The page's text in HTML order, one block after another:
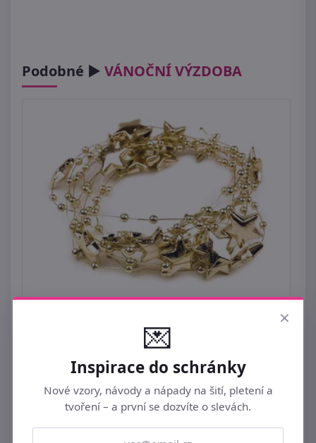
Podobné ► VÁNOČNÍ VÝZDOBA
×
💌
Inspirace do schránky
Nové vzory, návody a nápady na šití, pletení a
tvoření – a první se dozvíte o slevách.